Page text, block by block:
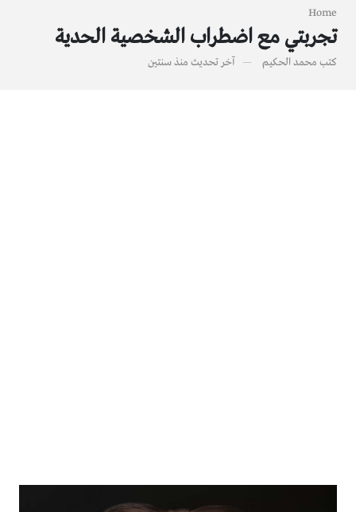
Home
تجربتي مع اضطراب الشخصية الحدية
كتب محمد الحكيم آخر تحديث منذ سنتين